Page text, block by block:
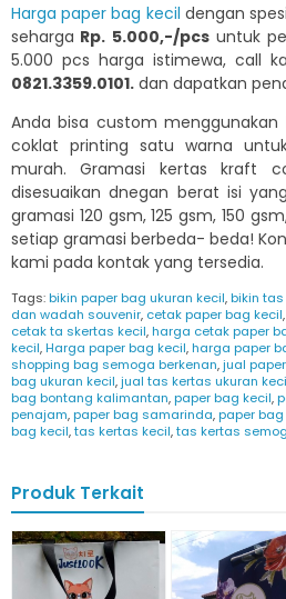
Harga paper bag kecil dengan
seharga Rp. 5.000,-/pcsuntuk
5.000 pcs harga istimewa, call
0821.3359.0101. dan dapatkan
Anda bisa custom
coklat printing satu warna
murah. Gramasi kertas kraft
disesuaikan dnegan berat isi
gramasi 120 gsm, 125 gsm, 150
setiap gramasi berbeda- beda!
kami pada kontak yang tersedia.
Tags:bikin paper bag ukuran kecil,bikin
dan wadah souvenir, cetak paper bag kecil,
cetak ta skertas kecil,harga cetak paper
kecil,Harga paper bag kecil,harga paper
shopping bag semoga berkenan,jual
bag ukuran kecil,jual tas kertas ukuran
bag bontang kalimantan,paper bag kecil,
penajam,paper bag samarinda,paper
bag kecil,tas kertas kecil,tas kertas
Produk Terkait